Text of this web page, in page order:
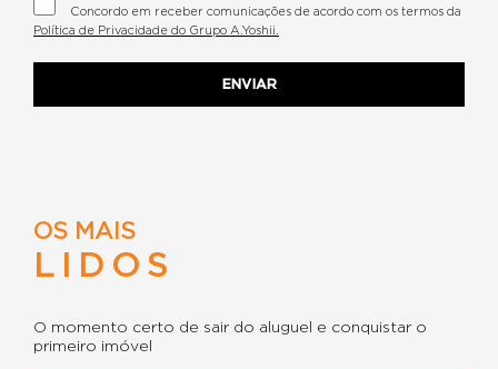
Concordo em receber comunicações de acordo com os termos da
Política de Privacidade do Grupo A.Yoshii.
OS MAIS
LIDOS
O momento certo de sair do aluguel e conquistar o
primeiro imóvel